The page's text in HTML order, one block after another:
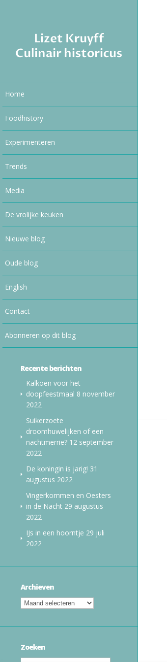
Lizet Kruyff
Culinair historicus
Home
Foodhistory
Experimenteren
Trends
Media
De vrolijke keuken
Nieuwe blog
Oude blog
English
Contact
Abonneren op dit blog
Recente berichten
Kalkoen voor het
doopfeestmaal 8 november
2022
Suikerzoete
droomhuwelijken of een
nachtmerrie? 12 september
2022
De koningin is jarig! 31
augustus 2022
Vingerkommen en Oesters
in de Nacht 29 augustus
2022
IJs in een hoorntje 29 juli
2022
Archieven
Zoeken